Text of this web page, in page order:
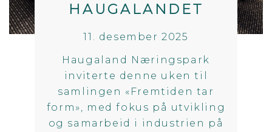
HAUGALANDET
11. desember 2025
Haugaland Næringspark
inviterte denne uken til
samlingen «Fremtiden tar
form», med fokus på utvikling
og samarbeid i industrien på